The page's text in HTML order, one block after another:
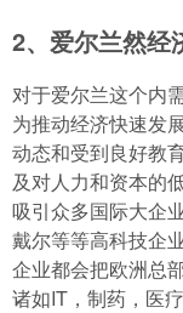
2、爱尔兰然经
对于爱尔兰这个内
为推动经济快速发
动态和受到良好教
及对人力和资本的
吸引众多国际大企
戴尔等等高科技企
企业都会把欧洲总
诸如IT，制药，医